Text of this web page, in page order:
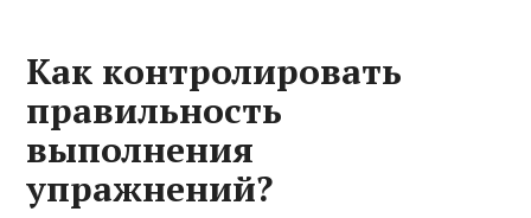
Как контролировать
правильность
выполнения
упражнений?